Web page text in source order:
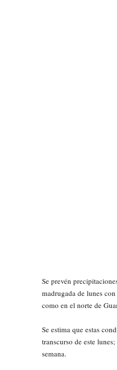
Se prevén
madrugada de lunes
como en el norte de
Se estima que estas
transcurso de este
semana.